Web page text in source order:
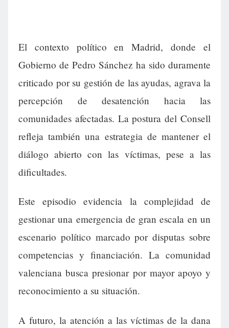
El contexto político en Madrid, donde el
Gobierno de Pedro Sánchez ha sido duramente
criticado por su gestión de las ayudas, agrava la
percepción de desatención hacia las
comunidades afectadas. La postura del Consell
refleja también una estrategia de mantener el
diálogo abierto con las víctimas, pese a las
dificultades.
Este episodio evidencia la complejidad de
gestionar una emergencia de gran escala en un
escenario político marcado por disputas sobre
competencias y financiación. La comunidad
valenciana busca presionar por mayor apoyo y
reconocimiento a su situación.
A futuro, la atención a las víctimas de la dana